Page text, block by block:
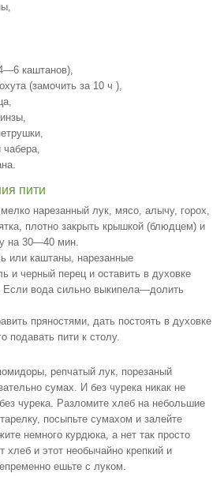
каштанов),
(замочить за 10 ч ),
чабера,
пити
нарезанный лук, мясо, алычу, горох,
плотно закрыть крышкой (блюдцем) и
на 30—40 мин.
или каштаны, нарезанные
и черный перец и оставить в духовке
вода сильно выкипела—долить
пряностями, дать постоять в духовке
подавать пити к столу.
репчатый лук, порезаный
сумах. И без чурека никак не
чурека. Разломите хлеб на небольшие
посыпьте сумахом и залейте
немного курдюка, а нет так просто
хлеб и этот необычайно крепкий и
ешьте с луком.